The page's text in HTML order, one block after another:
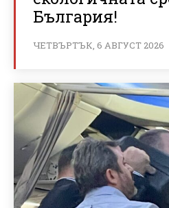
България!
ЧЕТВЪРТЪК, 6 АВГУСТ 2026